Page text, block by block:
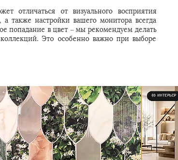
отличаться от визуального восприятия
также настройки вашего монитора всегда
попадание в цвет – мы рекомендуем делать
Это особенно важно при выборе